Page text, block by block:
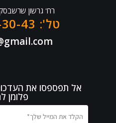
רח' גרשון שרשבסקי 4, מזכרת
טל': 052-420-30-43
אל תפספסו את
פלומן